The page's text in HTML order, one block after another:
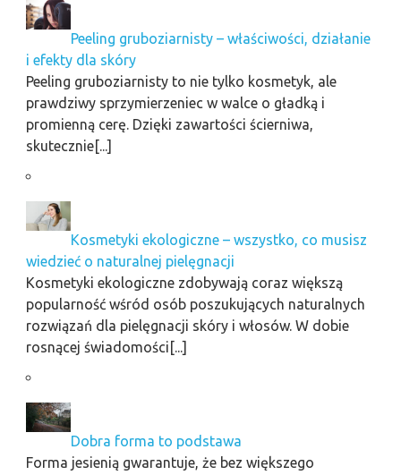
Peeling gruboziarnisty – właściwości, działanie
i efekty dla skóry
Peeling gruboziarnisty to nie tylko kosmetyk, ale
prawdziwy sprzymierzeniec w walce o gładką i
promienną cerę. Dzięki zawartości ścierniwa,
skutecznie[...]
Kosmetyki ekologiczne – wszystko, co musisz
wiedzieć o naturalnej pielęgnacji
Kosmetyki ekologiczne zdobywają coraz większą
popularność wśród osób poszukujących naturalnych
rozwiązań dla pielęgnacji skóry i włosów. W dobie
rosnącej świadomości[...]
Dobra forma to podstawa
Forma jesienią gwarantuje, że bez większego